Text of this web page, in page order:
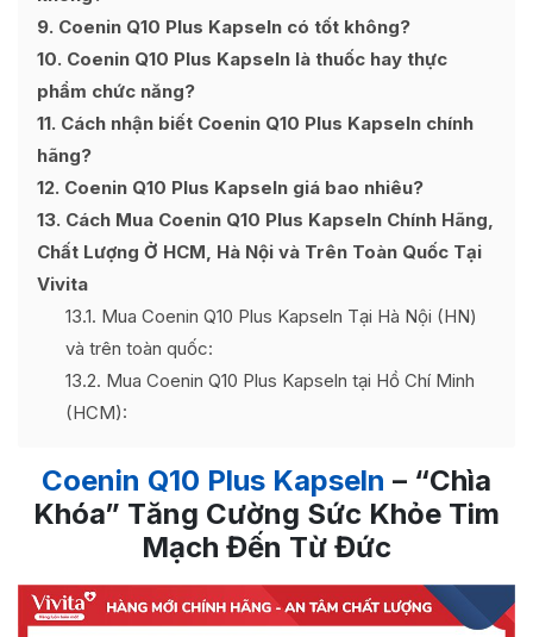
9 Coenin Q10 Plus Kapseln có tốt không?
10 Coenin Q10 Plus Kapseln là thuốc hay thực
phẩm chức năng?
11 Cách nhận biết Coenin Q10 Plus Kapseln chính
hãng?
12 Coenin Q10 Plus Kapseln giá bao nhiêu?
13 Cách Mua Coenin Q10 Plus Kapseln Chính Hãng,
Chất Lượng Ở HCM, Hà Nội và Trên Toàn Quốc Tại
Vivita
13.1 Mua Coenin Q10 Plus Kapseln Tại Hà Nội (HN)
và trên toàn quốc:
13.2 Mua Coenin Q10 Plus Kapseln tại Hồ Chí Minh
(HCM):
Coenin Q10 Plus Kapseln – “Chìa
Khóa” Tăng Cường Sức Khỏe Tim
Mạch Đến Từ Đức